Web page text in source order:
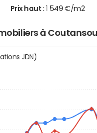
Prix haut : 1 549 €/m2
à
JDN)